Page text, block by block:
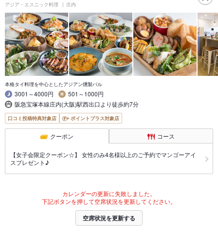
アジア・エスニック料理 庄内
本格タイ料理を中心としたアジアン燻製バル
3001～4000円
501～1000円
阪急宝塚本線庄内(大阪)駅西出口より徒歩約7分
口コミ投稿特典対象店 ポイントプラス対象店
クーポン コース
【女子会限定クーポン☆】 女性のみ4名様以上のご予約でマンゴーアイ
スプレゼント♪
カレンダーの更新に失敗しました。
下記ボタンを押して空席状況を更新してください。
空席状況を更新する